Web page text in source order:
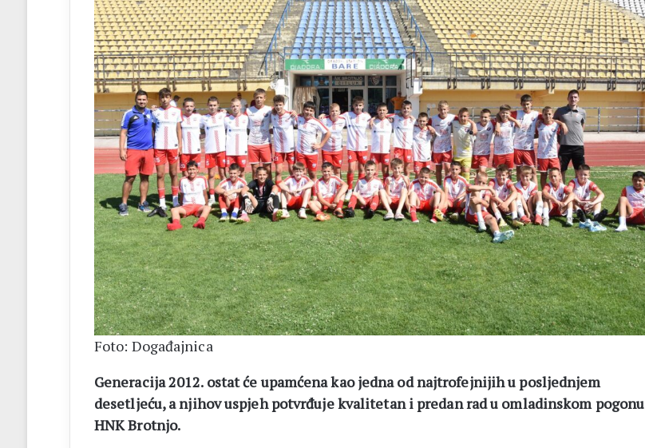
Foto: Događajnica
Generacija 2012. ostat će upamćena kao jedna od najtrofejnijih u posljednjem
desetljeću, a njihov uspjeh potvrđuje kvalitetan i predan rad u omladinskom pogonu
HNK Brotnjo.